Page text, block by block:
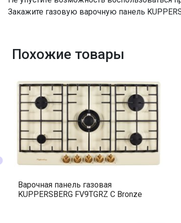
Закажите газовую варочную панель
Похожие товары
Варочная панель газовая
KUPPERSBERG FV9TGRZ C Bronze